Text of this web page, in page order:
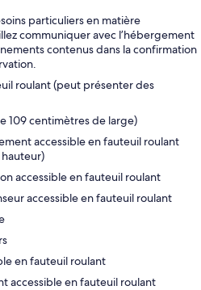
particuliers en matière
communiquer avec l’hébergement
contenus dans la confirmation
roulant (peut présenter des
109 centimètres de large)
accessible en fauteuil roulant
accessible en fauteuil roulant
accessible en fauteuil roulant
en fauteuil roulant
accessible en fauteuil roulant